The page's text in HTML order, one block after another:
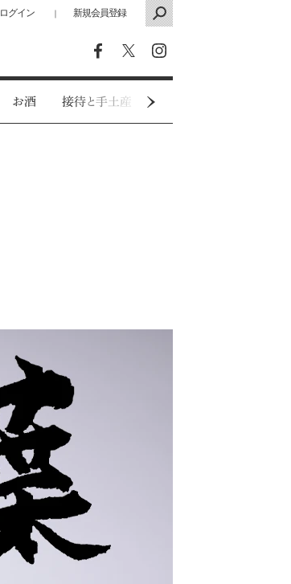
ログイン ｜ 新規会員登録
お酒 接待と手土産